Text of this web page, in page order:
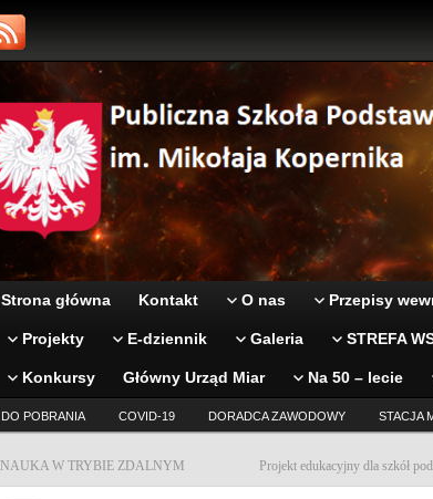
Strona główna Kontakt O nas Przepisy
Projekty E-dziennik Galeria STREFA
Konkursy Główny Urząd Miar Na 50 – lecie
DO POBRANIA COVID-19 DORADCA ZAWODOWY STACJA
NAUKA W TRYBIE ZDALNYM Projekt edukacyjny dla szkół